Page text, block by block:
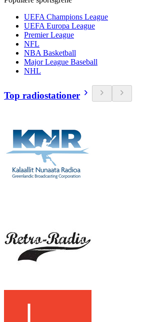
UEFA Champions League
UEFA Europa League
Premier League
NFL
NBA Basketball
Major League Baseball
NHL
Top radiostationer